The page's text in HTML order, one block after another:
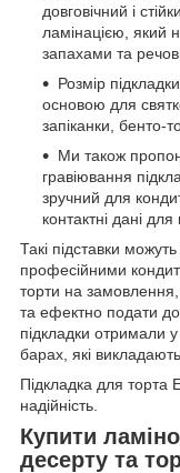
довговічний і
ламінацією, який
запахами та
Розмір
основою для
запіканки, бенто-
Ми також
гравіювання
зручний для
контактні дані для
Такі підставки
професійними
торти на
та ефектно подати
підкладки отримали
барах, які викладають
Підкладка для торта
надійність.
Купити
десерту та